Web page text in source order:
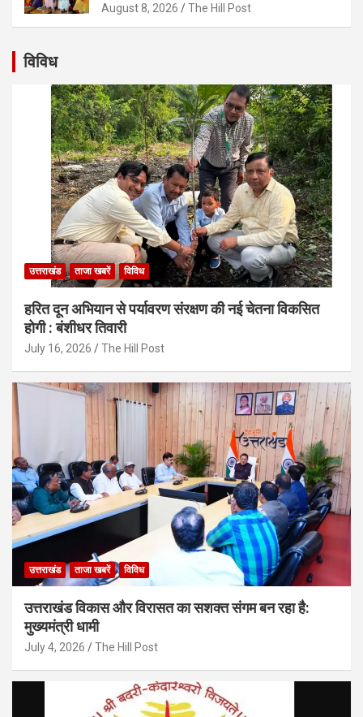
August 8, 2026 The Hill Post
विविध
उत्तराखंड ताजा खबरें विविध
हरित दून अभियान से पर्यावरण संरक्षण की नई चेतना विकसित
होगी : बंशीधर तिवारी
July 16, 2026 The Hill Post
उत्तराखंड ताजा खबरें विविध
उत्तराखंड विकास और विरासत का सशक्त संगम बन रहा है:
मुख्यमंत्री धामी
July 4, 2026 The Hill Post